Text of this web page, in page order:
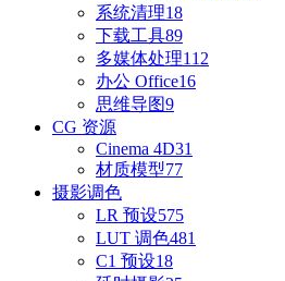
系统清理18
下载工具89
多媒体处理112
办公 Office16
思维导图9
CG 资源
Cinema 4D31
材质模型77
摄影调色
LR 预设575
LUT 调色481
C1 预设18